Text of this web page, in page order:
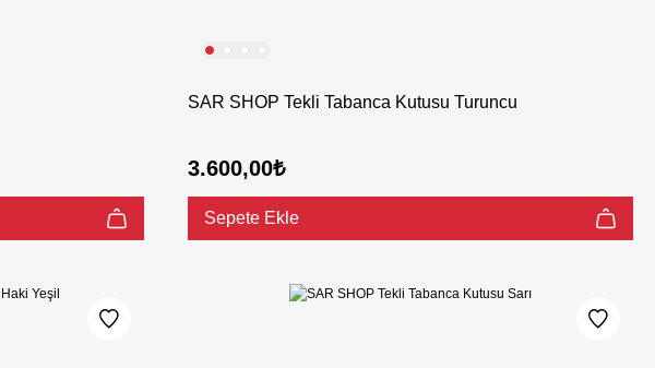
SAR SHOP Tekli Tabanca Kutusu Turuncu
3.600,00₺
Sepete Ekle